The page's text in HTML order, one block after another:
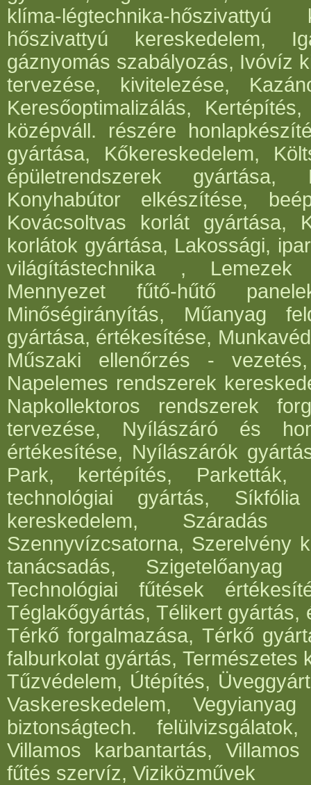
klíma-légtechnika-hőszivattyú
hőszivattyú kereskedelem,
gáznyomás szabályozás, Ivóvíz
tervezése, kivitelezése,
Keresőoptimalizálás,
középváll. részére
gyártása, Kőkereskedelem,
épületrendszerek gyártása,
Konyhabútor elkészítése,
Kovácsoltvas korlát gyártása,
korlátok gyártása, Lakossági,
világítástechnika , Lemezek
Mennyezet fűtő-hűtő
Minőségirányítás, Műanyag
gyártása, értékesítése,
Műszaki ellenőrzés -
Napelemes rendszerek
Napkollektoros rendszerek
tervezése, Nyílászáró és
értékesítése, Nyílászárók
Park, kertépítés, Parketták,
technológiai gyártás,
kereskedelem, Száradás
Szennyvízcsatorna, Szerelvény
tanácsadás,
Technológiai fűtések
Téglakőgyártás, Télikert gyártás,
Térkő forgalmazása, Térkő
falburkolat gyártás, Természetes
Tűzvédelem, Útépítés,
Vaskereskedelem,
biztonságtech.
Villamos karbantartás,
fűtés szervíz, Viziközművek